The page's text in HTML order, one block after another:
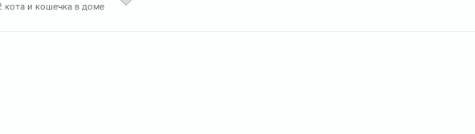
кота и кошечка в доме